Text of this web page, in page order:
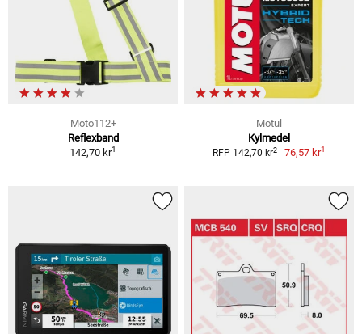
Moto112+
Reflexband
142,70 kr1
Motul
Kylmedel
RFP 142,70 kr2 76,57 kr1